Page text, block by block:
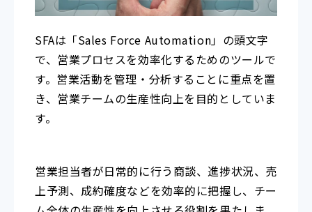
SFAは「Sales Force Automation」の頭文字
で、営業プロセスを効率化するためのツールで
す。営業活動を管理・分析することに重点を置
き、営業チームの生産性向上を目的としていま
す。
営業担当者が日常的に行う商談、進捗状況、売
上予測、成約確度などを効率的に把握し、チー